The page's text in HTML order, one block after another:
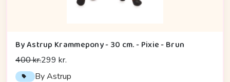
By Astrup Krammepony - 30 cm. - Pixie - Brun
400 kr.299 kr.
By Astrup